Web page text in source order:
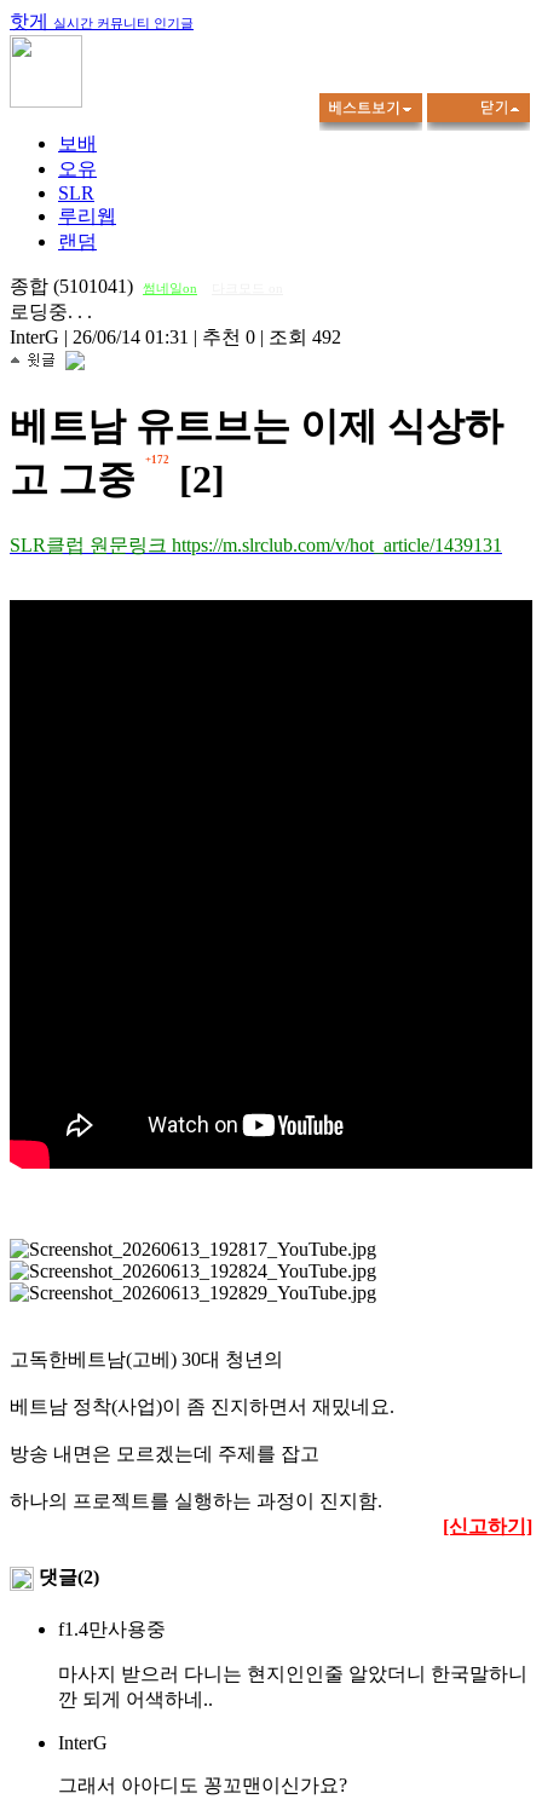
핫게 실시간 커뮤니티 인기글
보배
오유
SLR
루리웹
랜덤
종합 (5101041) 썸네일on
로딩중. . .
InterG | 26/06/14 01:31 | 추천 0 | 조회 492
베트남 유트브는 이제 식상하
고 그중
+172 [2]
SLR클럽 원문링크 https://m.slrclub.com/v/hot_article/1439131
고독한베트남(고베) 30대 청년의
베트남 정착(사업)이 좀 진지하면서 재밌네요.
방송 내면은 모르겠는데 주제를 잡고
하나의 프로젝트를 실행하는 과정이 진지함.
[신고하기]
댓글(2)
f1.4만사용중
마사지 받으러 다니는 현지인인줄 알았더니 한국말하니
깐 되게 어색하네..
InterG
그래서 아아디도 꽁꼬맨이신가요?